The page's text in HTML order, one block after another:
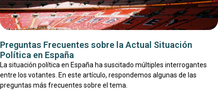
Preguntas Frecuentes sobre la Actual Situación
Política en España
La situación política en España ha suscitado múltiples interrogantes
entre los votantes. En este artículo, respondemos algunas de las
preguntas más frecuentes sobre el tema.